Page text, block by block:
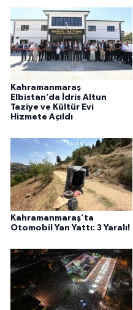
Kahramanmaraş
Elbistan’da İdris Altun
Taziye ve Kültür Evi
Hizmete Açıldı
Kahramanmaraş’ta
Otomobil Yan Yattı: 3 Yaralı!
BİLİM VE TEKNOLOJİ
YARIŞMALAR
TANITIM